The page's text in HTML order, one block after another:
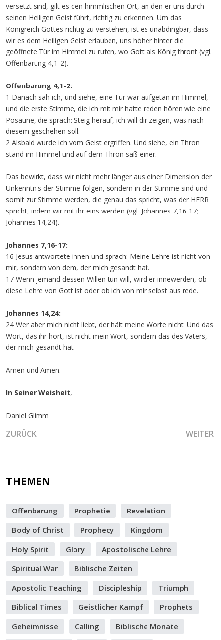
versetzt sind, gilt es den himmlischen Ort, an den er uns durch
seinen Heiligen Geist führt, richtig zu erkennen. Um das
Königreich Gottes richtig zu verstehen, ist es unabdingbar, dass
wir es dem Heiligen Geist erlauben, uns höher hinter die
geöffnete Tür im Himmel zu rufen, wo Gott als König thront (vgl.
Offenbarung 4,1-2).
Offenbarung 4,1-2:
1 Danach sah ich, und siehe, eine Tür war aufgetan im Himmel,
und die erste Stimme, die ich mit mir hatte reden hören wie eine
Posaune, die sprach: Steig herauf, ich will dir zeigen, was nach
diesem geschehen soll.
2 Alsbald wurde ich vom Geist ergriffen. Und siehe, ein Thron
stand im Himmel und auf dem Thron saß einer.
Das bewirkt, dass wir nicht mehr länger aus einer Dimension der
Unkenntnis der Stimme folgen, sondern in der Stimme sind und
somit zur Stimme werden, die genau das spricht, was der HERR
spricht, indem wir mit ihr eins werden (vgl. Johannes 7,16-17;
Johannes 14,24).
Johannes 7,16-17:
16 Jesus antwortete ihnen und sprach: Meine Lehre ist nicht von
mir, sondern von dem, der mich gesandt hat.
17 Wenn jemand dessen Willen tun will, wird er innewerden, ob
diese Lehre von Gott ist oder ob ich von mir selbst aus rede.
Johannes 14,24:
24 Wer aber mich nicht liebt, der hält meine Worte nicht. Und das
Wort, das ihr hört, ist nicht mein Wort, sondern das des Vaters,
der mich gesandt hat.
Amen und Amen.
In Seiner Weisheit,
Daniel Glimm
VORHERIGER BEITRAG: INMITTEN DES CHAOS
ZURÜCK WEITER
THEMEN
Offenbarung Prophetie
Revelation
Body of Christ
Prophecy
Kingdom
Holy Spirit
Glory
Apostolische Lehre
Spiritual War
Biblische Zeiten
Apostolic Teaching
Discipleship
Triumph
Biblical Times
Geistlicher Kampf
Prophets
Geheimnisse
Calling
Biblische Monate